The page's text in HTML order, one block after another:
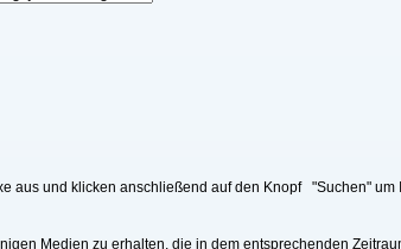
und klicken anschließend auf den Knopf "Suchen" um
Medien zu erhalten, die in dem entsprechenden